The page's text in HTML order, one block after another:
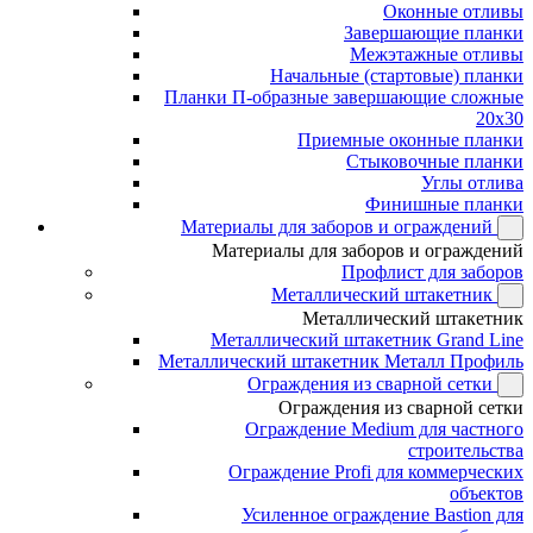
Оконные отливы
Завершающие планки
Межэтажные отливы
Начальные (стартовые) планки
Планки П-образные завершающие сложные
20x30
Приемные оконные планки
Стыковочные планки
Углы отлива
Финишные планки
Материалы для заборов и ограждений
Материалы для заборов и ограждений
Профлист для заборов
Металлический штакетник
Металлический штакетник
Металлический штакетник Grand Line
Металлический штакетник Металл Профиль
Ограждения из сварной сетки
Ограждения из сварной сетки
Ограждение Medium для частного
строительства
Ограждение Profi для коммерческих
объектов
Усиленное ограждение Bastion для